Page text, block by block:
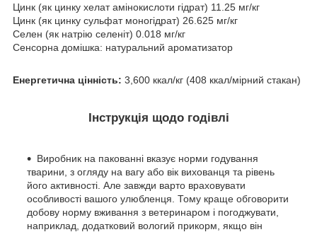
Цинк (як цинку хелат амінокислоти гідрат) 11.25 мг/кг
Цинк (як цинку сульфат моногідрат) 26.625 мг/кг
Селен (як натрію селеніт) 0.018 мг/кг
Сенсорна домішка: натуральний ароматизатор
Енергетична цінність: 3,600 ккал/кг (408 ккал/мірний стакан)
Інструкція щодо годівлі
Виробник на пакованні вказує норми годування
тварини, з огляду на вагу або вік вихованця та рівень
його активності. Але завжди варто враховувати
особливості вашого улюбленця. Тому краще обговорити
добову норму вживання з ветеринаром і погоджувати,
наприклад, додатковий вологий прикорм, якщо він